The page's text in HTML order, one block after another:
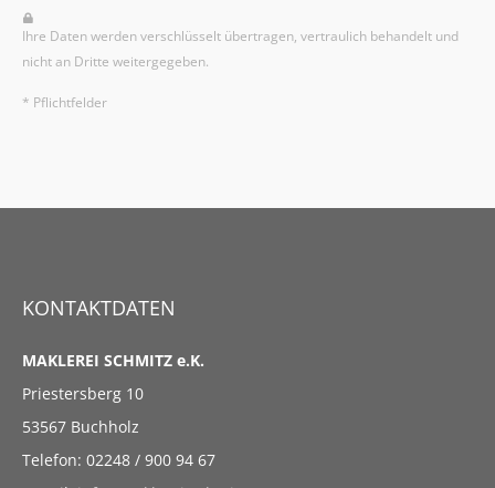
KONTAKTDATEN
MAKLEREI SCHMITZ e.K.
Priestersberg 10
53567 Buchholz
Telefon: 02248 / 900 94 67
Ihre Daten werden verschlüsselt übertragen, vertraulich behandelt und
nicht an Dritte weitergegeben.
* Pflichtfelder